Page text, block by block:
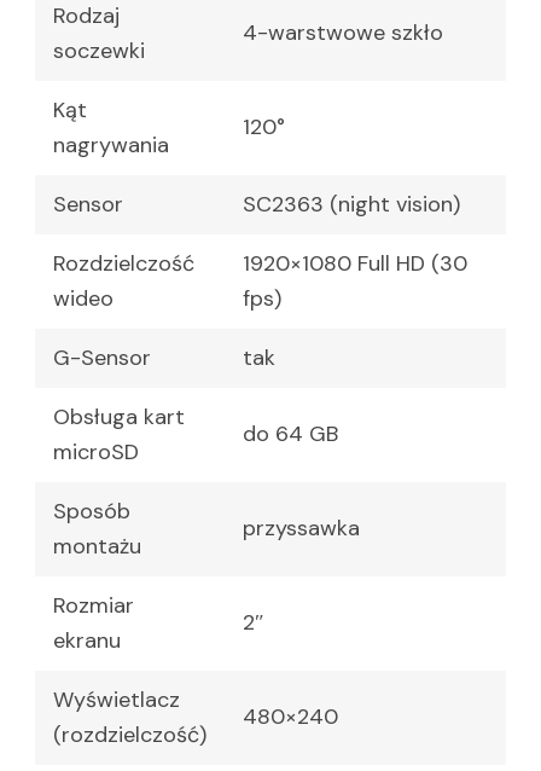
Rodzaj
soczewki
4-warstwowe szkło
Kąt
nagrywania
120°
Sensor SC2363 (night vision)
Rozdzielczość
wideo
1920×1080 Full HD (30
fps)
G-Sensor tak
Obsługa kart
microSD
do 64 GB
Sposób
montażu
przyssawka
Rozmiar
ekranu
2″
Wyświetlacz
(rozdzielczość)
480×240